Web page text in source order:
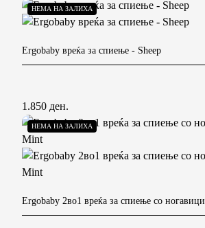
НЕМА НА ЗАЛИХА
Ergobaby вреќа за спиење - Sheep
1.850 ден.
НЕМА НА ЗАЛИХА
Ergobaby 2во1 вреќа за спиење со ногавици